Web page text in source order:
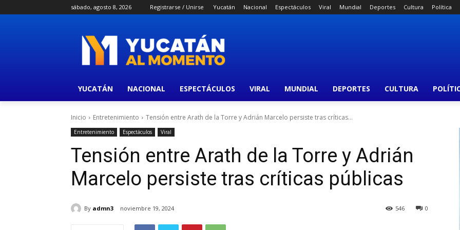
sábado, agosto 8, 2026 Registrarse / Unirse Yucatán Nacional Espectáculos Viral Mundial Deportes Cultura Política
YUCATÁN NACIONAL ESPECTÁCULOS VIRAL MUNDIAL DEPORTES CULTURA
Inicio Entretenimiento Tensión entre Arath de la Torre y Adrián Marcelo persiste tras críticas...
Entretenimiento Espectáculos Viral
Tensión entre Arath de la Torre y Adrián
Marcelo persiste tras críticas públicas
By admn3 noviembre 19, 2024 0
546